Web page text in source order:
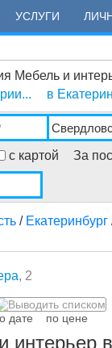
УСЛУГИ
Мебель и
в
с картой За
/ Екатеринбург
, 2
дате по цене